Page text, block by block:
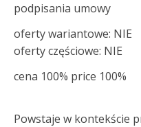
podpisania umowy
oferty wariantowe: NIE
oferty częściowe: NIE
cena 100% price 100%
Powstaje w kontekście